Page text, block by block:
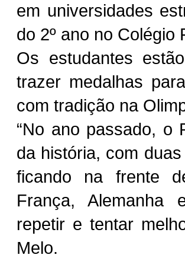
em universidades
do 2º ano no Colégio
Os estudantes
trazer medalhas
com tradição na
“No ano passado, o
da história, com
ficando na frente
França, Alemanha
repetir e tentar
Melo.